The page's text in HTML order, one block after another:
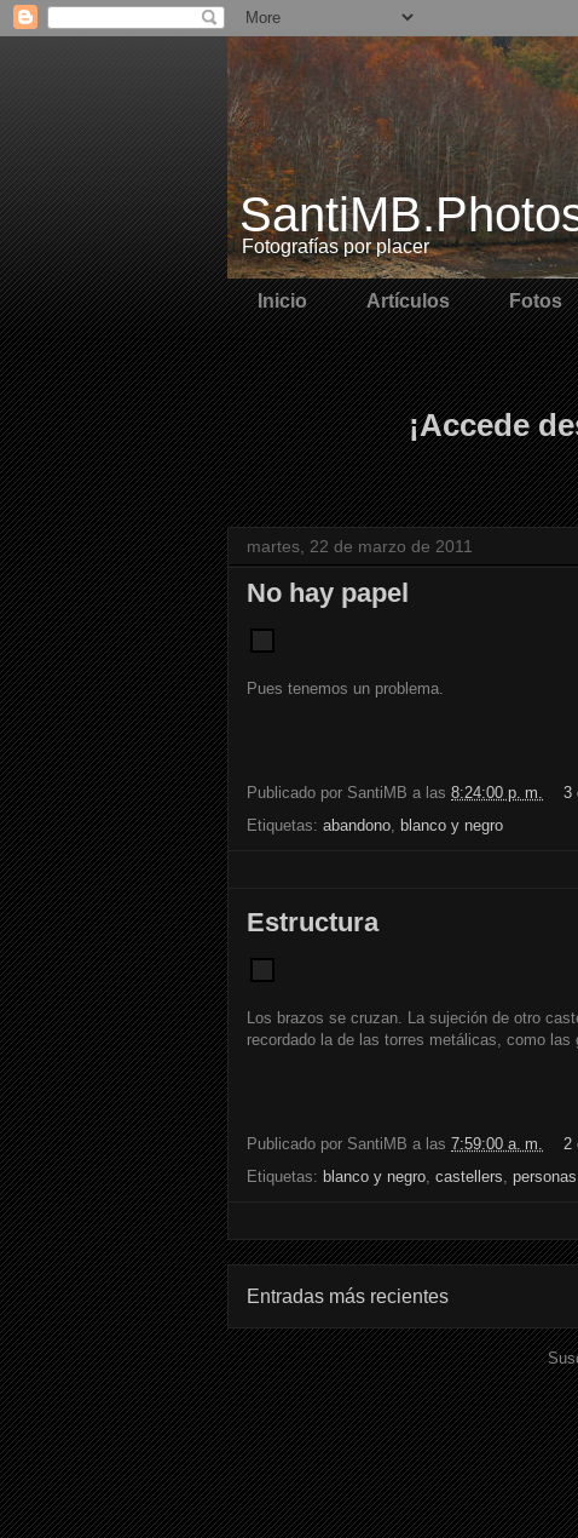
Fotografías por placer
Inicio Artículos Fotos
¡Accede
martes, 22 de marzo de 2011
No hay papel
Pues tenemos un problema.
Publicado por SantiMB a las 8:24:00 p. m.
3
Etiquetas: abandono, blanco y negro
Estructura
Los brazos se cruzan. La sujeción de otro
recordado la de las torres metálicas, como
Publicado por SantiMB a las 7:59:00 a. m.
2
Etiquetas: blanco y negro, castellers, personas
Entradas más recientes